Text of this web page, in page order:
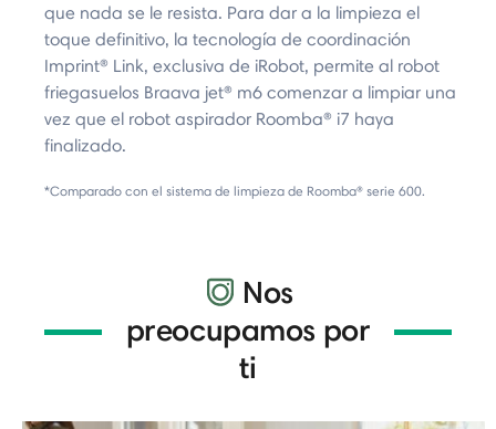
que nada se le resista. Para dar a la limpieza el
toque definitivo, la tecnología de coordinación
Imprint® Link, exclusiva de iRobot, permite al robot
friegasuelos Braava jet® m6 comenzar a limpiar una
vez que el robot aspirador Roomba® i7 haya
finalizado.
*Comparado con el sistema de limpieza de Roomba® serie 600.
Nos
preocupamos por
ti